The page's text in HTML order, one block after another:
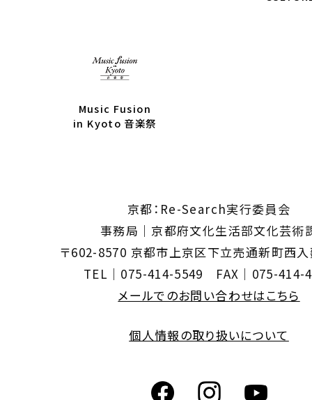
Music Fusion
in Kyoto 音楽祭
京都：Re-Search実行委員会
事務局｜京都府文化生活部文化芸術
〒602-8570 京都市上京区下立売通新町西入
TEL｜075-414-5549 FAX｜075-414-
メールでのお問い合わせはこちら
個人情報の取り扱いについて